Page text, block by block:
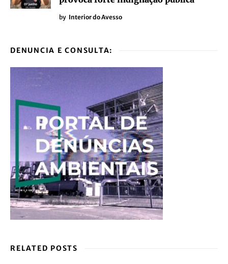
by Interior do Avesso
DENUNCIA E CONSULTA:
RELATED POSTS